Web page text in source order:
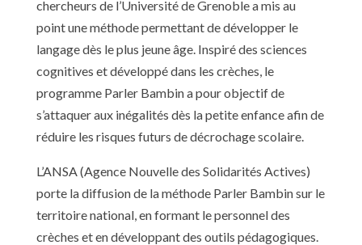
chercheurs de l’Université de Grenoble a mis au
point une méthode permettant de développer le
langage dès le plus jeune âge. Inspiré des sciences
cognitives et développé dans les crèches, le
programme Parler Bambin a pour objectif de
s’attaquer aux inégalités dès la petite enfance afin de
réduire les risques futurs de décrochage scolaire.
L’ANSA (Agence Nouvelle des Solidarités Actives)
porte la diffusion de la méthode Parler Bambin sur le
territoire national, en formant le personnel des
crèches et en développant des outils pédagogiques.